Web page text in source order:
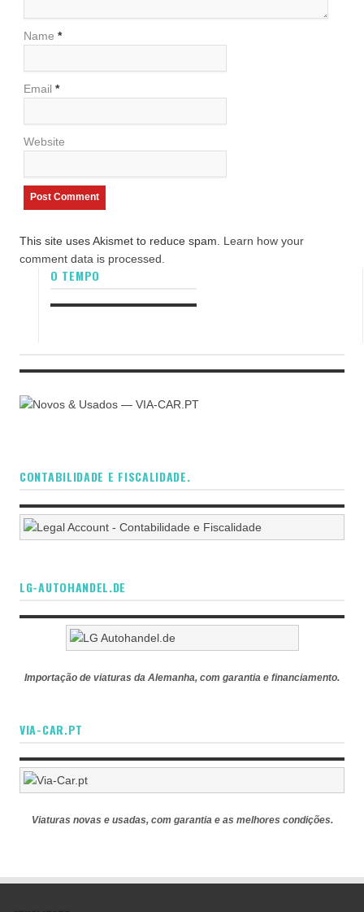
Name *
Email *
Website
This site uses Akismet to reduce spam. Learn how your
comment data is processed.
O TEMPO
CONTABILIDADE E FISCALIDADE.
LG-AUTOHANDEL.DE
Importação de viaturas da Alemanha, com garantia e financiamento.
VIA-CAR.PT
Viaturas novas e usadas, com garantia e as melhores condições.